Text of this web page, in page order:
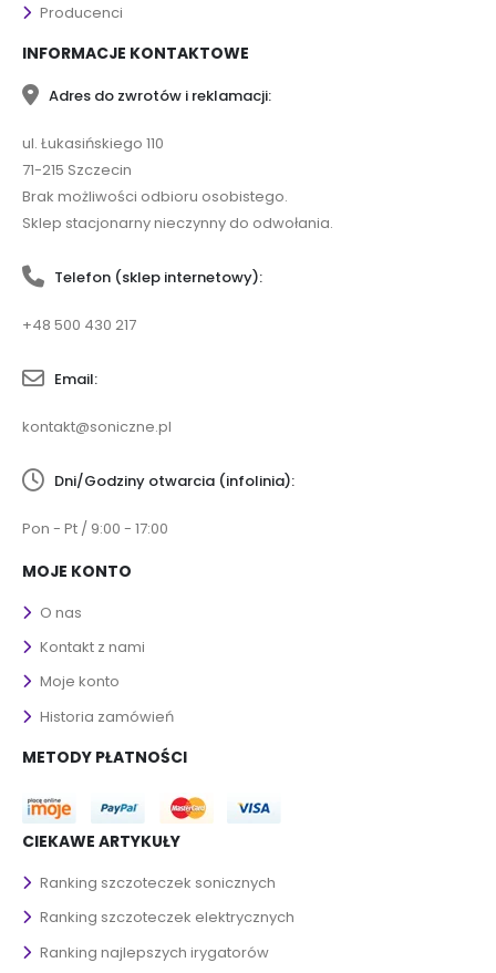
Producenci
INFORMACJE KONTAKTOWE
Adres do zwrotów i reklamacji:
ul. Łukasińskiego 110
71-215 Szczecin
Brak możliwości odbioru osobistego.
Sklep stacjonarny nieczynny do odwołania.
Telefon (sklep internetowy):
+48 500 430 217
Email:
kontakt@soniczne.pl
Dni/Godziny otwarcia (infolinia):
Pon - Pt / 9:00 - 17:00
MOJE KONTO
O nas
Kontakt z nami
Moje konto
Historia zamówień
METODY PŁATNOŚCI
CIEKAWE ARTYKUŁY
Ranking szczoteczek sonicznych
Ranking szczoteczek elektrycznych
Ranking najlepszych irygatorów